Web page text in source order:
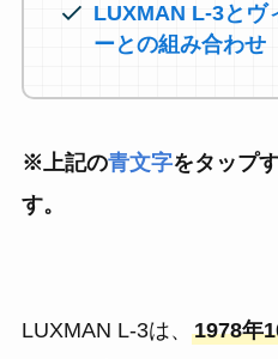
LUXMAN L-3とヴ
ーとの組み合わせ
※上記の青文字をタップ
す。
LUXMAN L-3は、 1978年